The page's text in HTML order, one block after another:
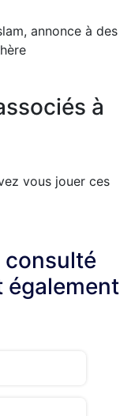
annonce à des
à
vous jouer ces
consulté
également